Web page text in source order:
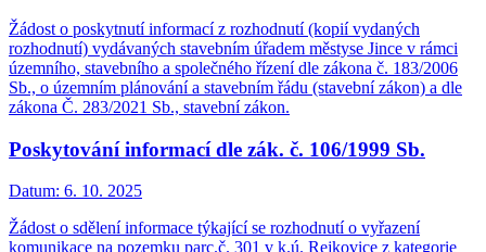
Žádost o poskytnutí informací z rozhodnutí (kopií vydaných
rozhodnutí) vydávaných stavebním úřadem městyse Jince v rámci
územního, stavebního a společného řízení dle zákona č. 183/2006
Sb., o územním plánování a stavebním řádu (stavební zákon) a dle
zákona Č. 283/2021 Sb., stavební zákon.
Poskytování informací dle zák. č. 106/1999 Sb.
Datum: 6. 10. 2025
Žádost o sdělení informace týkající se rozhodnutí o vyřazení
komunikace na pozemku parc.č. 301 v k.ú. Rejkovice z kategorie